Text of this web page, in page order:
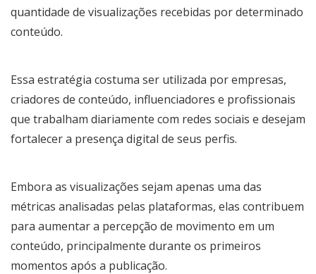
quantidade de visualizações recebidas por determinado
conteúdo.
Essa estratégia costuma ser utilizada por empresas,
criadores de conteúdo, influenciadores e profissionais
que trabalham diariamente com redes sociais e desejam
fortalecer a presença digital de seus perfis.
Embora as visualizações sejam apenas uma das
métricas analisadas pelas plataformas, elas contribuem
para aumentar a percepção de movimento em um
conteúdo, principalmente durante os primeiros
momentos após a publicação.